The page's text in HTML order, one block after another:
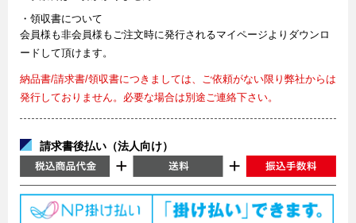
・領収書について
会員様も非会員様もご注文時に発行されるマイページよりダウンロ
ードして頂けます。
納品書/請求書/領収書につきましては、ご依頼がない限り弊社からは
発行しておりません。必要な場合は別途ご連絡下さい。
請求書後払い（法人向け）